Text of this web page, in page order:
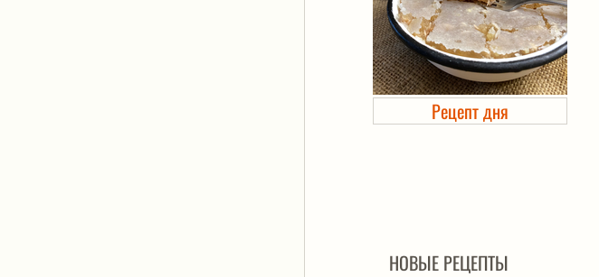
Холодец в банке. Автоклав
Рецепт дня
НОВЫЕ РЕЦЕПТЫ